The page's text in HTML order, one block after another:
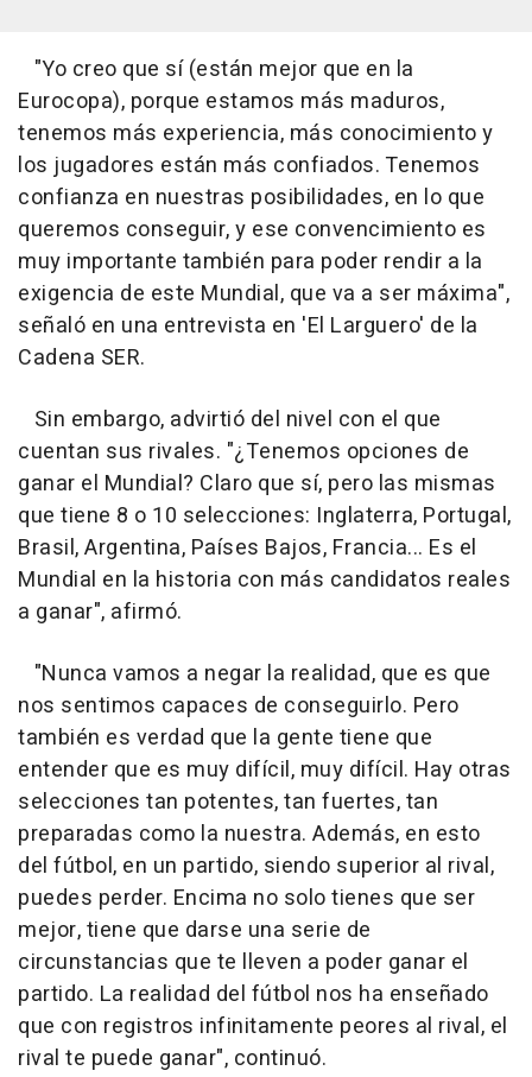
"Yo creo que sí (están mejor que en la
Eurocopa), porque estamos más maduros,
tenemos más experiencia, más conocimiento y
los jugadores están más confiados. Tenemos
confianza en nuestras posibilidades, en lo que
queremos conseguir, y ese convencimiento es
muy importante también para poder rendir a la
exigencia de este Mundial, que va a ser máxima",
señaló en una entrevista en 'El Larguero' de la
Cadena SER.
Sin embargo, advirtió del nivel con el que
cuentan sus rivales. "¿Tenemos opciones de
ganar el Mundial? Claro que sí, pero las mismas
que tiene 8 o 10 selecciones: Inglaterra, Portugal,
Brasil, Argentina, Países Bajos, Francia... Es el
Mundial en la historia con más candidatos reales
a ganar", afirmó.
"Nunca vamos a negar la realidad, que es que
nos sentimos capaces de conseguirlo. Pero
también es verdad que la gente tiene que
entender que es muy difícil, muy difícil. Hay otras
selecciones tan potentes, tan fuertes, tan
preparadas como la nuestra. Además, en esto
del fútbol, en un partido, siendo superior al rival,
puedes perder. Encima no solo tienes que ser
mejor, tiene que darse una serie de
circunstancias que te lleven a poder ganar el
partido. La realidad del fútbol nos ha enseñado
que con registros infinitamente peores al rival, el
rival te puede ganar", continuó.